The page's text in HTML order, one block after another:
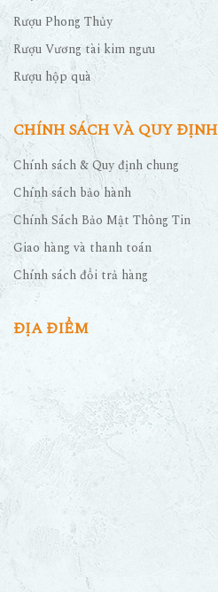
Rượu Phong Thủy
Rượu Vương tài kim ngưu
Rượu hộp quà
CHÍNH SÁCH VÀ QUY ĐỊNH
Chính sách & Quy định chung
Chính sách bảo hành
Chính Sách Bảo Mật Thông Tin
Giao hàng và thanh toán
Chính sách đổi trả hàng
ĐỊA ĐIỂM